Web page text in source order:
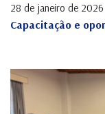
28 de janeiro de 2026
Capacitação e